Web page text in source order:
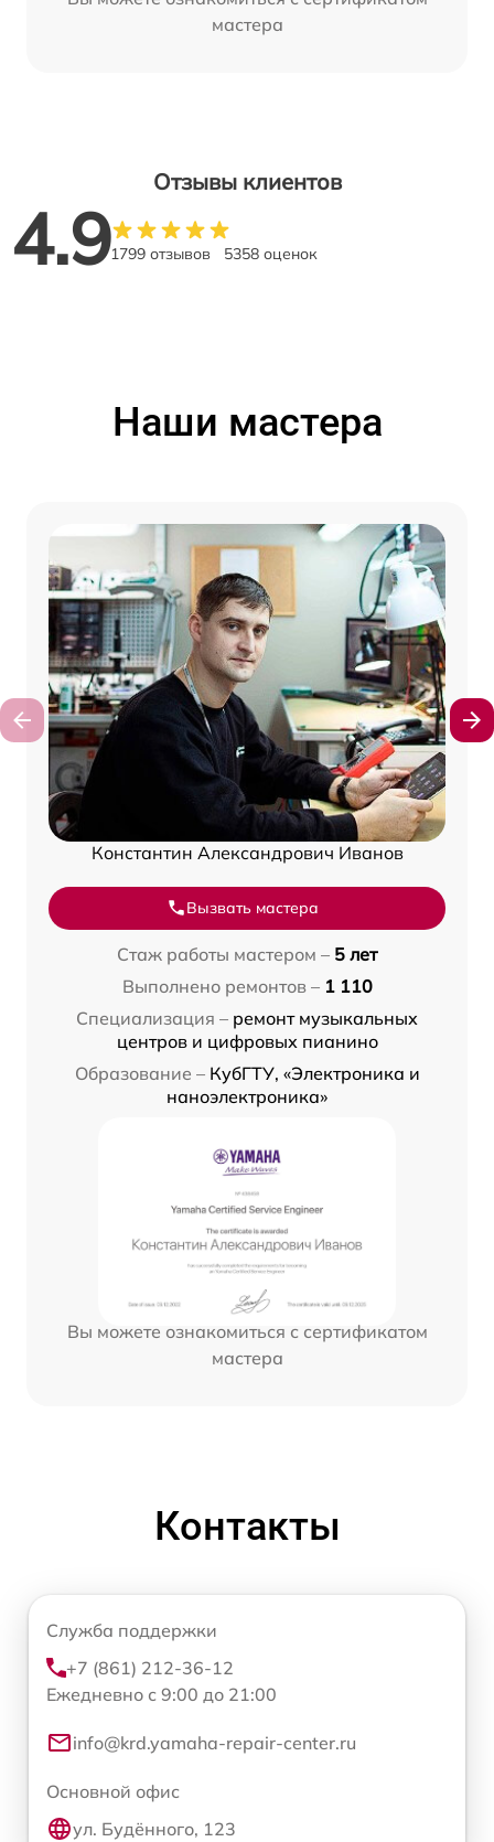
мастера
Отзывы клиентов
4.91799 отзывов 5358 оценок
Наши мастера
Константин Александрович Иванов
Вызвать мастера
Стаж работы мастером – 5 лет
Выполнено ремонтов – 1 110
Специализация – ремонт музыкальных
центров и цифровых пианино
Образование – КубГТУ, «Электроника и
наноэлектроника»
Вы можете ознакомиться с сертификатом
мастера
Контакты
Служба поддержки
+7 (861) 212-36-12
Ежедневно с 9:00 до 21:00
info@krd.yamaha-repair-center.ru
Основной офис
ул. Будённого, 123